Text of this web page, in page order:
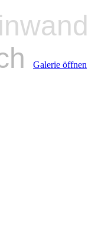
Galerie öffnen